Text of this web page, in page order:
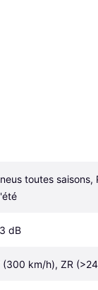
toutes saisons,
dB
(300 km/h), ZR